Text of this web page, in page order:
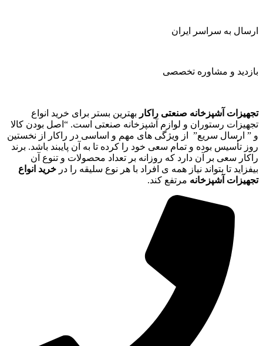
ارسال به سراسر ایران
بازدید و مشاوره تخصصی
تجهیزات آشپزخانه صنعتی راکار بهترین بستر برای خرید انواع
تجهیزات رستوران و لوازم آشپزخانه صنعتی است. “اصل بودن کالا
و ” ارسال سریع” از ویژگی های مهم و اساسی در راکار از نخستین
روز تأسیس بوده و تمام سعی خود را کرده تا به آن پایبند باشد. برند
راکار سعی بر آن دارد که روزانه بر تعداد محصولات و تنوع آن
بیفزاید تا بتواند نیاز همه ی افراد با هر نوع سلیقه را در خرید انواع
تجهیزات آشپزخانه مرتفع کند.